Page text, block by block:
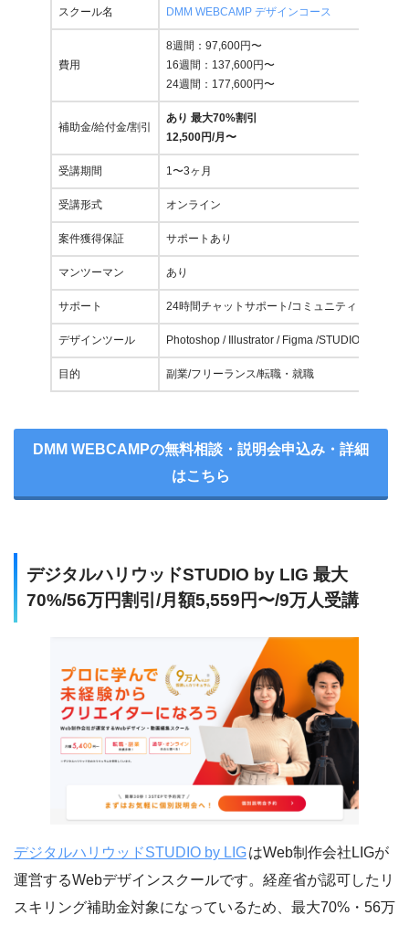
スクール名 DMM WEBCAMP デザインコース
費用
8週間：97,600円〜
16週間：137,600円〜
24週間：177,600円〜
補助金/給付金/割引
あり 最大70%割引
12,500円/月〜
受講期間 1〜3ヶ月
受講形式 オンライン
案件獲得保証 サポートあり
マンツーマン あり
サポート 24時間チャットサポート/コミュニティ
デザインツール Photoshop / Illustrator / Figma /STUDIO
目的 副業/フリーランス/転職・就職
DMM WEBCAMPの無料相談・説明会申込み・詳細
はこちら
デジタルハリウッドSTUDIO by LIG 最大
70%/56万円割引/月額5,559円〜/9万人受講
デジタルハリウッドSTUDIO by LIGはWeb制作会社LIGが
運営するWebデザインスクールです。経産省が認可したリ
スキリング補助金対象になっているため、最大70%・56万